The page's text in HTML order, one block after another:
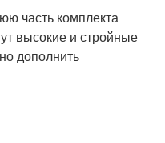
часть комплекта
высокие и стройные
дополнить